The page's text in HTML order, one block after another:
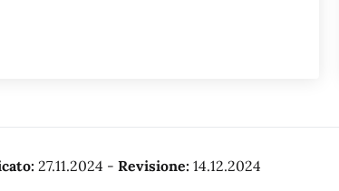
27.11.2024 - Revisione: 14.12.2024